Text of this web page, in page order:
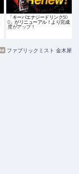
「キーバエナジードリンク50
0」がリニューアル！より完成
度がアップ！
ファブリックミスト 金木犀